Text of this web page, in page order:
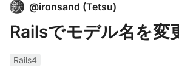
@ironsand (Tetsu)
Railsでモデル名を変
Rails4